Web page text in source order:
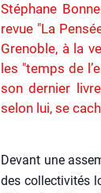
Stéphane
revue "La
Grenoble, à la
les "temps de
son dernier
selon lui, se
Devant une
des col­lec­ti­vi­tés